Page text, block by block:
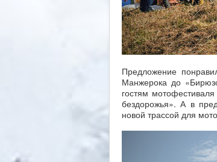
Предложение
Манжерока до
гостям
бездорожья». А в
новой трассой для